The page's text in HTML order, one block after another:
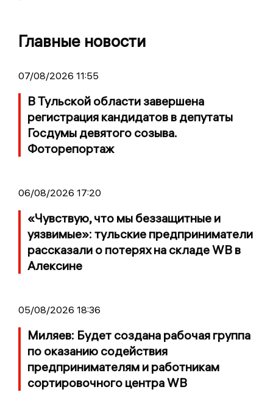
Главные новости
07/08/2026 11:55
В Тульской области завершена
регистрация кандидатов в депутаты
Госдумы девятого созыва.
Фоторепортаж
06/08/2026 17:20
«Чувствую, что мы беззащитные и
уязвимые»: тульские предприниматели
рассказали о потерях на складе WB в
Алексине
05/08/2026 18:36
Миляев: Будет создана рабочая группа
по оказанию содействия
предпринимателям и работникам
сортировочного центра WB